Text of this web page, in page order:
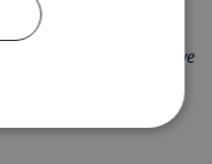
vil aldrig blive